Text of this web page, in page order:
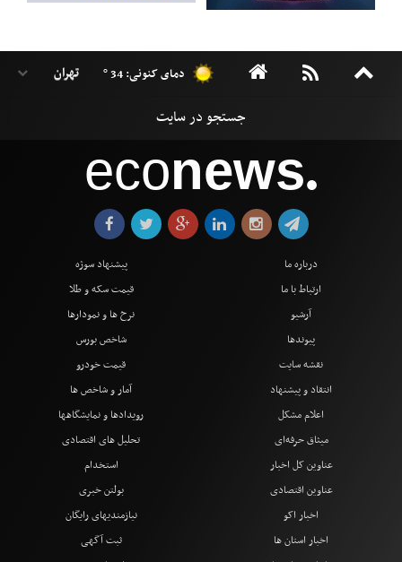
دمای کنونی: 34 °
econews●
درباره ما
ارتباط با ما
آرشیو
پیوندها
نقشه سایت
انتقاد و پیشنهاد
اعلام مشکل
میثاق حرفه‌ای
پیشنهاد سوژه
قیمت سکه و طلا
نرخ ها و نمودارها
شاخص بورس
قیمت خودرو
آمار و شاخص ها
رویدادها و نمایشگاهها
تحلیل های اقتصادی
عناوین کل اخبار
عناوین اقتصادی
اخبار اکو
اخبار استان ها
استخدام
بولتن خبری
نیازمندیهای رایگان
ثبت آگهی